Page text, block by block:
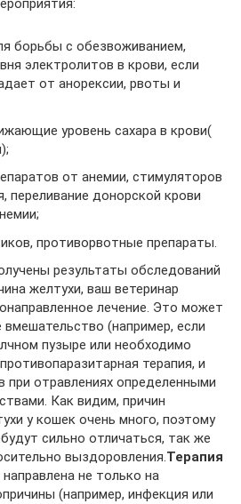
борьбы с обезвоживанием,
электролитов в крови, если
от анорексии, рвоты и
уровень сахара в крови(
от анемии, стимуляторов
переливание донорской крови
противорвотные препараты.
результаты обследований
желтухи, ваш ветеринар
лечение. Это может
(например, если
пузыре или необходимо
терапия, и
при отравлениях определенными
Как видим, причин
у кошек очень много, поэтому
сильно отличаться, так же
выздоровления.Терапия
не только на
(например, инфекция или